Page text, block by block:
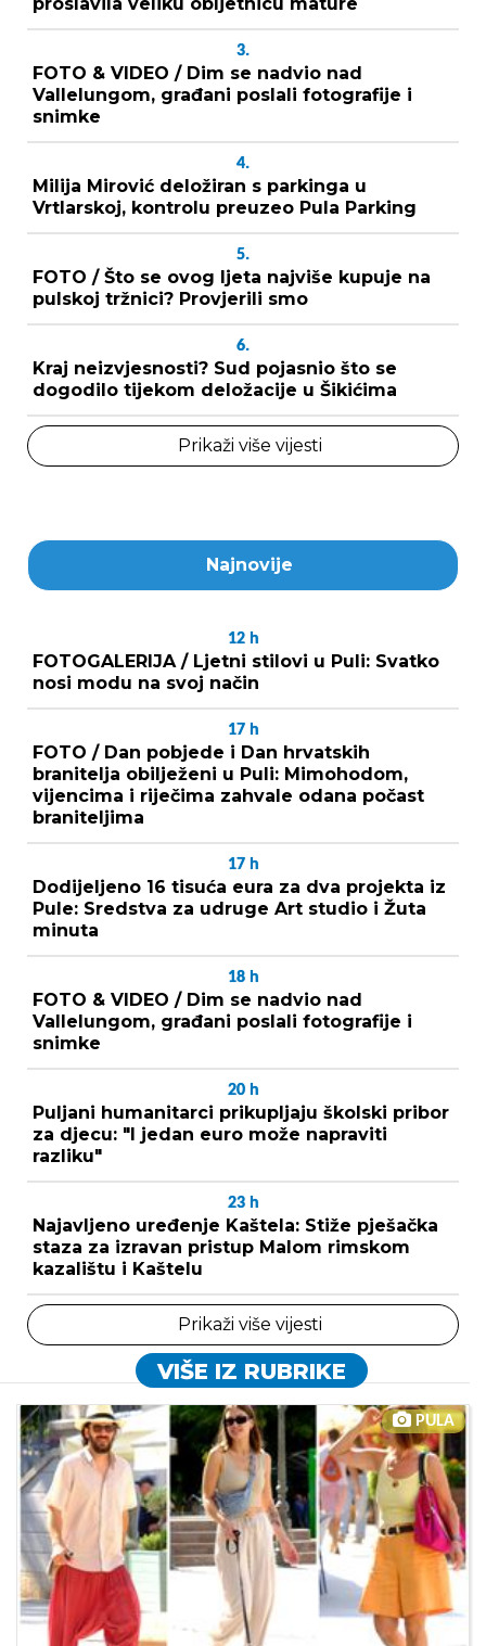
3.
FOTO & VIDEO / Dim se nadvio nad
Vallelungom, građani poslali fotografije i
snimke
4.
Milija Mirović deložiran s parkinga u
Vrtlarskoj, kontrolu preuzeo Pula Parking
5.
FOTO / Što se ovog ljeta najviše kupuje na
pulskoj tržnici? Provjerili smo
6.
Kraj neizvjesnosti? Sud pojasnio što se
dogodilo tijekom deložacije u Šikićima
Prikaži više vijesti
Najnovije
12 h
FOTOGALERIJA / Ljetni stilovi u Puli: Svatko
nosi modu na svoj način
17 h
FOTO / Dan pobjede i Dan hrvatskih
branitelja obilježeni u Puli: Mimohodom,
vijencima i riječima zahvale odana počast
braniteljima
17 h
Dodijeljeno 16 tisuća eura za dva projekta iz
Pule: Sredstva za udruge Art studio i Žuta
minuta
18 h
FOTO & VIDEO / Dim se nadvio nad
Vallelungom, građani poslali fotografije i
snimke
20 h
Puljani humanitarci prikupljaju školski pribor
za djecu: "I jedan euro može napraviti
razliku"
23 h
Najavljeno uređenje Kaštela: Stiže pješačka
staza za izravan pristup Malom rimskom
kazalištu i Kaštelu
Prikaži više vijesti
VIŠE IZ RUBRIKE
PULA